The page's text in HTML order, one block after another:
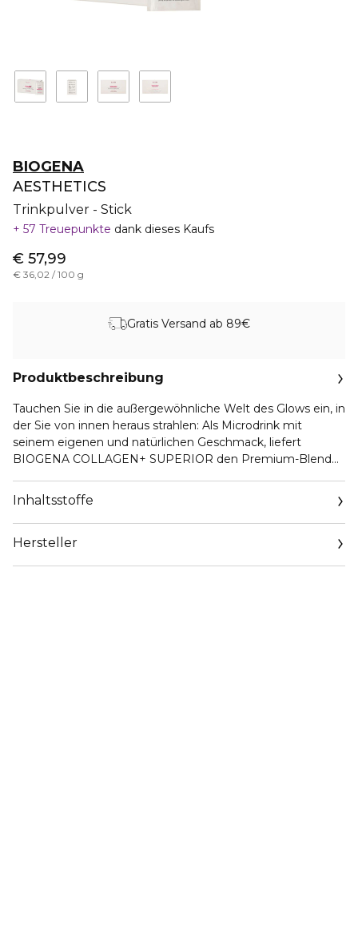
BIOGENA
AESTHETICS
Trinkpulver - Stick
57 Treuepunkte dank dieses Kaufs
€ 57,99
€ 36,02 / 100 g
Gratis Versand ab 89€
Produktbeschreibung
Tauchen Sie in die außergewöhnliche Welt des Glows ein, in
der Sie von innen heraus strahlen: Als Microdrink mit
seinem eigenen und natürlichen Geschmack, liefert
BIOGENA COLLAGEN+ SUPERIOR den Premium-Blend
wissenschaftlicher Expertise sorgfältig ausgewählten
Inhaltsstoffen
Inhaltsstoffe
Hersteller